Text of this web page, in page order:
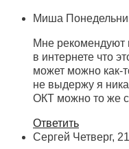
Миша
Мне рекомендуют
в интернете что
может можно как-
не выдержу я
ОКТ можно то же
Ответить
Сергей Четверг,